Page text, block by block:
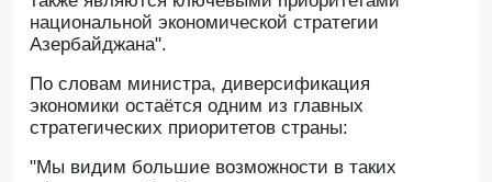
национальной экономической стратегии
Азербайджана".
По словам министра, диверсификация
экономики остаётся одним из главных
стратегических приоритетов страны:
"Мы видим большие возможности в таких